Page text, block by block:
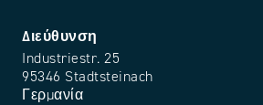
Διεύθυνση
Industriestr. 25
95346 Stadtsteinach
Γερμανία